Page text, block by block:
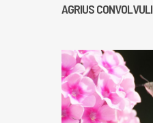
AGRIUS CONVOLVULI